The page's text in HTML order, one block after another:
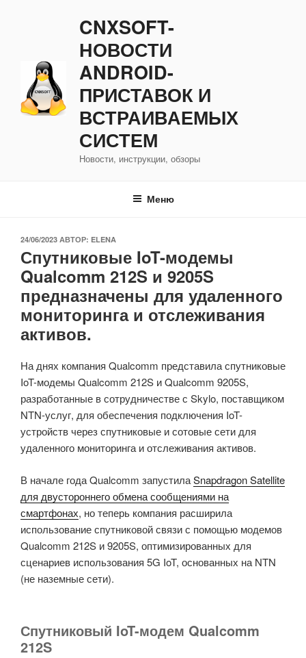
CNXSOFT-
НОВОСТИ
ANDROID-
ПРИСТАВОК И
ВСТРАИВАЕМЫХ
СИСТЕМ
Новости, инструкции, обзоры
Меню
ОПУБЛИКОВАНО
24/06/2023 АВТОР: ELENA
Спутниковые IoT-модемы
Qualcomm 212S и 9205S
предназначены для удаленного
мониторинга и отслеживания
активов.
На днях компания Qualcomm представила спутниковые
IoT-модемы Qualcomm 212S и Qualcomm 9205S,
разработанные в сотрудничестве с Skylo, поставщиком
NTN-услуг, для обеспечения подключения IoT-
устройств через спутниковые и сотовые сети для
удаленного мониторинга и отслеживания активов.
В начале года Qualcomm запустилаSnapdragon Satellite
для двустороннего обмена сообщениями на
смартфонах, но теперь компания расширила
использование спутниковой связи с помощью модемов
Qualcomm 212S и 9205S, оптимизированных для
сценариев использования 5G IoT, основанных на NTN
(не наземные сети).
Спутниковый IoT-модем Qualcomm
212S